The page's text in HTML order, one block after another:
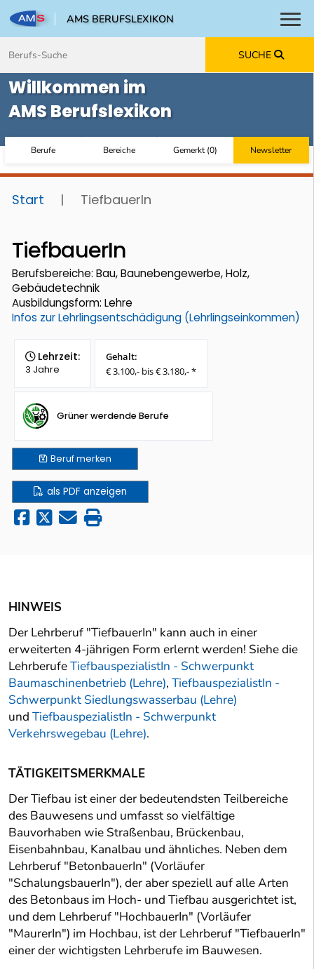
AMS BERUFSLEXIKON
SUCHE
Willkommen im
AMS Berufslexikon
Berufe Bereiche Gemerkt(0) Newsletter
Start | TiefbauerIn
TiefbauerIn
Berufsbereiche: Bau, Baunebengewerbe, Holz,
Gebäudetechnik
Ausbildungsform: Lehre
Infos zur Lehrlingsentschädigung (Lehrlingseinkommen)
Lehrzeit:
3 Jahre
Gehalt:
€ 3.100,- bis € 3.180,- *
Grüner werdende Berufe
Berufmerken
als PDF anzeigen
HINWEIS
Der Lehrberuf "TiefbauerIn" kann auch in einer
erweiterten 4-jährigen Form erlernt werden! Siehe die
LehrberufeTiefbauspezialistIn - Schwerpunkt
Baumaschinenbetrieb (Lehre), TiefbauspezialistIn -
Schwerpunkt Siedlungswasserbau (Lehre)
und TiefbauspezialistIn - Schwerpunkt
Verkehrswegebau (Lehre).
TÄTIGKEITSMERKMALE
Der Tiefbau ist einer der bedeutendsten Teilbereiche
des Bauwesens und umfasst so vielfältige
Bauvorhaben wie Straßenbau, Brückenbau,
Eisenbahnbau, Kanalbau und ähnliches. Neben dem
Lehrberuf "BetonbauerIn" (Vorläufer
"SchalungsbauerIn"), der aber speziell auf alle Arten
des Betonbaus im Hoch- und Tiefbau ausgerichtet ist,
und dem Lehrberuf "HochbauerIn" (Vorläufer
"MaurerIn") im Hochbau, ist der Lehrberuf "TiefbauerIn"
einer der wichtigsten Lehrberufe im Bauwesen.